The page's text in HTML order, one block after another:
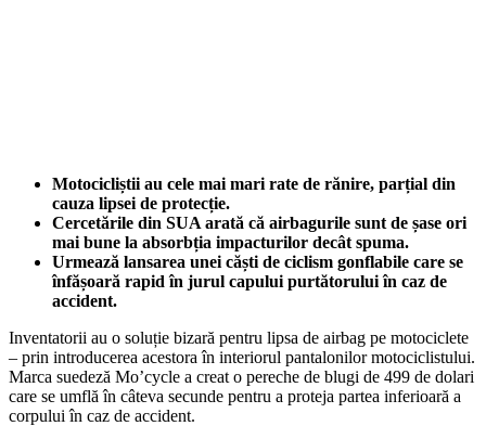
Motocicliștii au cele mai mari rate de rănire, parțial din
cauza lipsei de protecție.
Cercetările din SUA arată că airbagurile sunt de șase ori
mai bune la absorbția impacturilor decât spuma.
Urmează lansarea unei căști de ciclism gonflabile care se
înfășoară rapid în jurul capului purtătorului în caz de
accident.
Inventatorii au o soluție bizară pentru lipsa de airbag pe motociclete
– prin introducerea acestora în interiorul pantalonilor motociclistului.
Marca suedeză Mo’cycle a creat o pereche de blugi de 499 de dolari
care se umflă în câteva secunde pentru a proteja partea inferioară a
corpului în caz de accident.